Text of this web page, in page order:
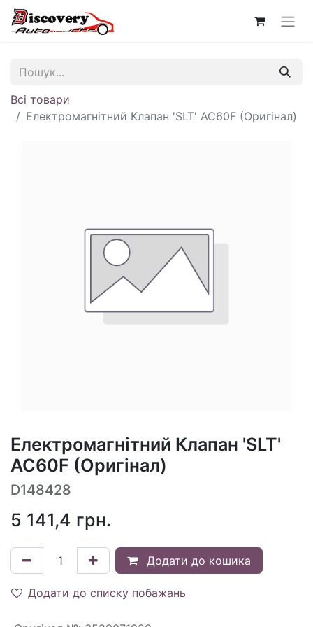
Всі товари
Електромагнітний Клапан 'SLT' AC60F (Оригінал)
Електромагнітний Клапан 'SLT'
AC60F (Оригінал)
D148428
5 141,4 грн.
Додати до кошика
Додати до списку побажань